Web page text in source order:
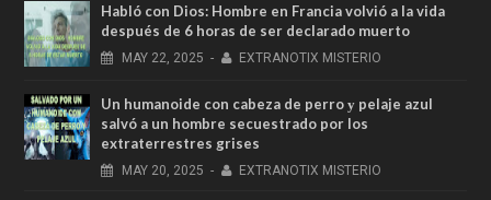
Habló con Dios: Hombre en Francia volvió a la vida
después de 6 horas de ser declarado muerto
MAY 22, 2025 - EXTRANOTIX MISTERIO
Un humanoide con cabeza de perro у pelaje azul
salvó a un hombre secuestrado por los
extraterrestres grises
MAY 20, 2025 - EXTRANOTIX MISTERIO